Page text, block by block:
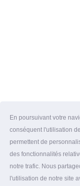
En poursuivant votre
conséquent l'utilisation
permettent de
des fonctionnalités
notre trafic. Nous
l'utilisation de notre site